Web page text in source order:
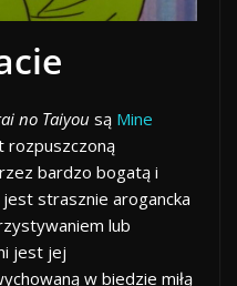
no Taiyou są Mine
rozpuszczoną
bardzo bogatą i
strasznie arogancka
lub
jest jej
w biedzie miłą